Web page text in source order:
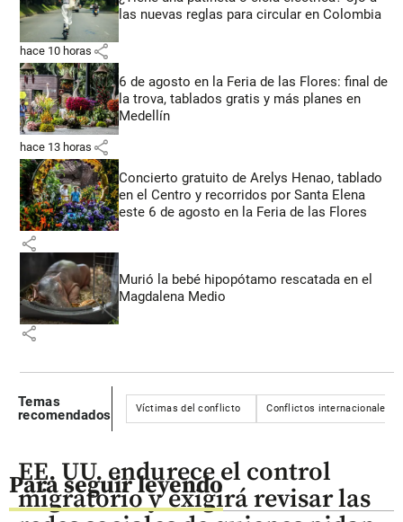
las nuevas reglas para circular en Colombia
hace 10 horas share
6 de agosto en la Feria de las Flores: final de
la trova, tablados gratis y más planes en
Medellín
hace 13 horas share
Concierto gratuito de Arelys Henao, tablado
en el Centro y recorridos por Santa Elena
este 6 de agosto en la Feria de las Flores
share
Murió la bebé hipopótamo rescatada en el
Magdalena Medio
share
Temas
recomendados
Víctimas del conflicto Conflictos internacionales
Para seguir leyendo
EE. UU. endurece el control
migratorio y exigirá revisar las